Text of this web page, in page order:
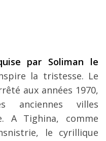
par Soliman le
la tristesse. Le
aux années 1970,
anciennes villes
A Tighina, comme
le cyrillique